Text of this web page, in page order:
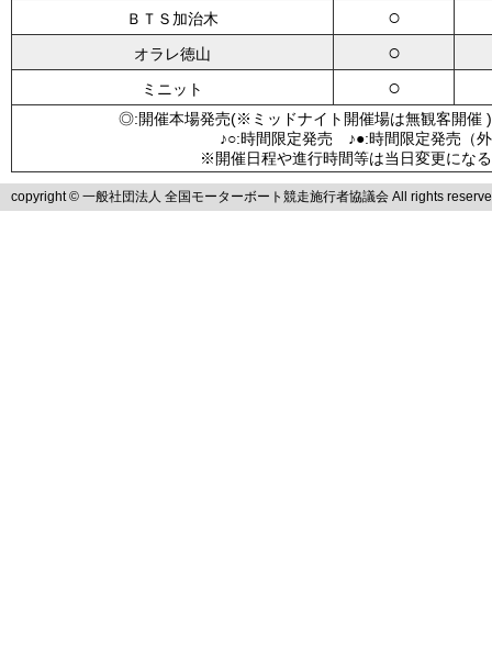
ＢＴＳ加治木 ○
オラレ徳山 ○
ミニット ○
◎:開催本場発売(※ミッドナイト開催場は無観客
♪○:時間限定発売 ♪●:時間限定発売
※開催日程や進行時間等は当日変更にな
copyright © 一般社団法人 全国モーターボート競走施行者協議会 All rights